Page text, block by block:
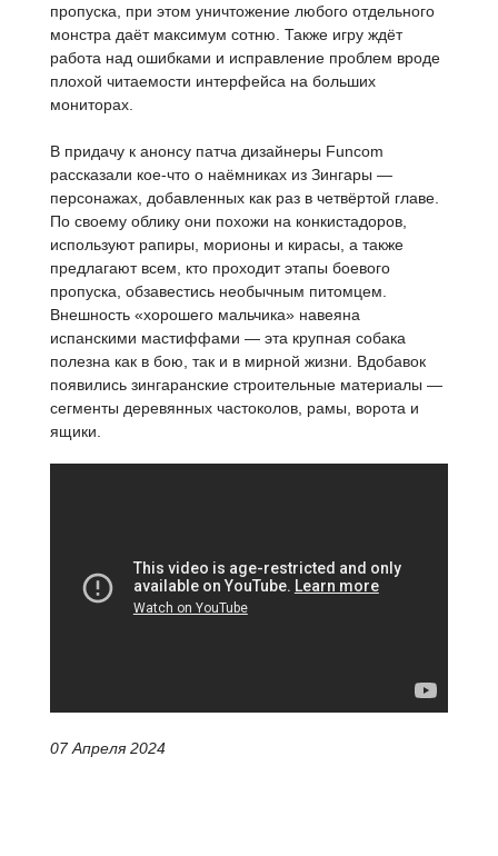
пропуска, при этом уничтожение любого отдельного
монстра даёт максимум сотню. Также игру ждёт
работа над ошибками и исправление проблем вроде
плохой читаемости интерфейса на больших
мониторах.
В придачу к анонсу патча дизайнеры Funcom
рассказали кое-что о наёмниках из Зингары —
персонажах, добавленных как раз в четвёртой главе.
По своему облику они похожи на конкистадоров,
используют рапиры, морионы и кирасы, а также
предлагают всем, кто проходит этапы боевого
пропуска, обзавестись необычным питомцем.
Внешность «хорошего мальчика» навеяна
испанскими мастиффами — эта крупная собака
полезна как в бою, так и в мирной жизни. Вдобавок
появились зингаранские строительные материалы —
сегменты деревянных частоколов, рамы, ворота и
ящики.
07 Апреля 2024